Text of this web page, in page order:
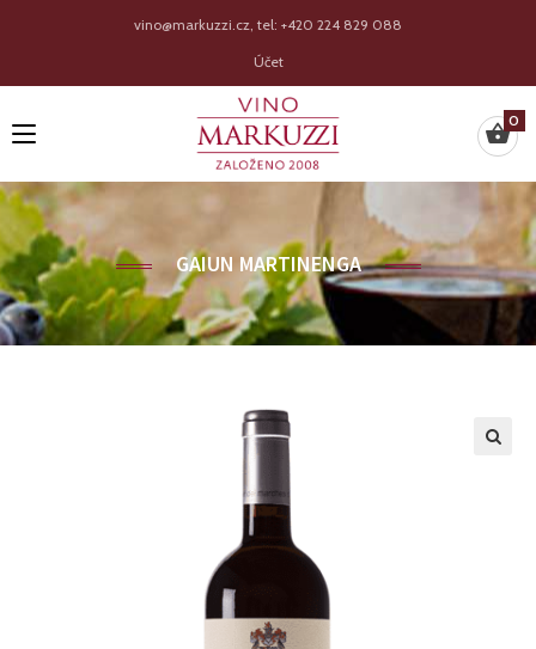
Účet
vino@markuzzi.cz, tel: +420 224 829 088
0
GAIUN MARTINENGA